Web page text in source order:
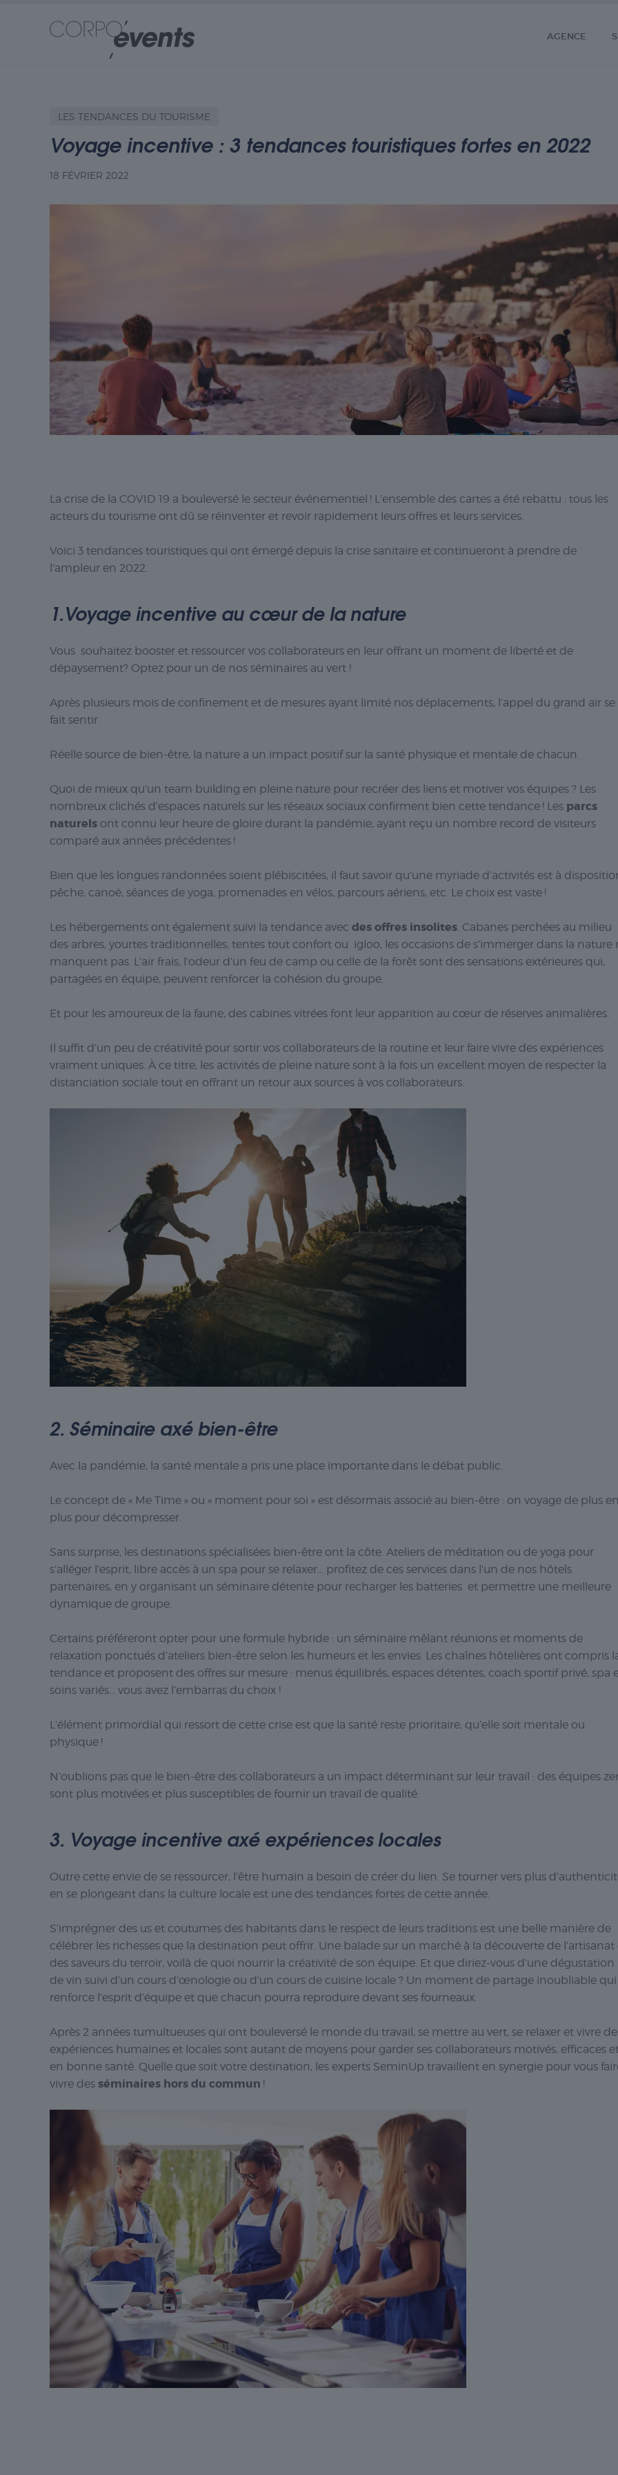
AGENCE
LES TENDANCES DU TOURISME
Voyage incentive : 3 tendances touristiques fortes en 2022
18 FÉVRIER 2022
La crise de la COVID 19 a bouleversé le secteur événementiel ! L’ensemble des cartes a été rebattu : tous les
acteurs du tourisme ont dû se réinventer et revoir rapidement leurs offres et leurs services.
Voici 3 tendances touristiques qui ont émergé depuis la crise sanitaire et continueront à prendre de
l’ampleur en 2022.
1.Voyage incentive au cœur de la nature
Vous souhaitez booster et ressourcer vos collaborateurs en leur offrant un moment de liberté et de
dépaysement? Optez pour un de nos séminaires au vert !
Après plusieurs mois de confinement et de mesures ayant limité nos déplacements, l’appel du grand air se
fait sentir.
Réelle source de bien-être, la nature a un impact positif sur la santé physique et mentale de chacun.
Quoi de mieux qu’un team building en pleine nature pour recréer des liens et motiver vos équipes ? Les
nombreux clichés d’espaces naturels sur les réseaux sociaux confirment bien cette tendance ! Les parcs
naturels ont connu leur heure de gloire durant la pandémie, ayant reçu un nombre record de visiteurs
comparé aux années précédentes !
Bien que les longues randonnées soient plébiscitées, il faut savoir qu’une myriade d’activités est à
pêche, canoë, séances de yoga, promenades en vélos, parcours aériens, etc. Le choix est vaste !
Les hébergements ont également suivi la tendance avec des offres insolites. Cabanes perchées au milieu
des arbres, yourtes traditionnelles, tentes tout confort ou igloo, les occasions de s’immerger dans la nature
manquent pas. L’air frais, l’odeur d’un feu de camp ou celle de la forêt sont des sensations extérieures qui,
partagées en équipe, peuvent renforcer la cohésion du groupe.
Et pour les amoureux de la faune, des cabines vitrées font leur apparition au cœur de réserves animalières.
Il suffit d’un peu de créativité pour sortir vos collaborateurs de la routine et leur faire vivre des expériences
vraiment uniques. À ce titre, les activités de pleine nature sont à la fois un excellent moyen de respecter la
distanciation sociale tout en offrant un retour aux sources à vos collaborateurs.
2. Séminaire axé bien-être
Avec la pandémie, la santé mentale a pris une place importante dans le débat public.
Le concept de « Me Time » ou « moment pour soi » est désormais associé au bien-être : on voyage de plus
plus pour décompresser.
Sans surprise, les destinations spécialisées bien-être ont la côte. Ateliers de méditation ou de yoga pour
s’alléger l’esprit, libre accès à un spa pour se relaxer… profitez de ces services dans l’un de nos hôtels
partenaires, en y organisant un séminaire détente pour recharger les batteries et permettre une meilleure
dynamique de groupe.
Certains préféreront opter pour une formule hybride : un séminaire mêlant réunions et moments de
relaxation ponctués d’ateliers bien-être selon les humeurs et les envies. Les chaînes hôtelières ont compris
tendance et proposent des offres sur mesure : menus équilibrés, espaces détentes, coach sportif privé, spa
soins variés… vous avez l’embarras du choix !
L’élément primordial qui ressort de cette crise est que la santé reste prioritaire, qu’elle soit mentale ou
physique !
N’oublions pas que le bien-être des collaborateurs a un impact déterminant sur leur travail : des équipes
sont plus motivées et plus susceptibles de fournir un travail de qualité.
3. Voyage incentive axé expériences locales
Outre cette envie de se ressourcer, l’être humain a besoin de créer du lien. Se tourner vers plus
en se plongeant dans la culture locale est une des tendances fortes de cette année.
S’imprégner des us et coutumes des habitants dans le respect de leurs traditions est une belle manière de
célébrer les richesses que la destination peut offrir. Une balade sur un marché à la découverte de l’artisanat
des saveurs du terroir, voilà de quoi nourrir la créativité de son équipe. Et que diriez-vous d’une dégustation
de vin suivi d’un cours d’œnologie ou d’un cours de cuisine locale ? Un moment de partage inoubliable qui
renforce l’esprit d’équipe et que chacun pourra reproduire devant ses fourneaux.
Après 2 années tumultueuses qui ont bouleversé le monde du travail, se mettre au vert, se relaxer et vivre
expériences humaines et locales sont autant de moyens pour garder ses collaborateurs motivés, efficaces
en bonne santé. Quelle que soit votre destination, les experts SeminUp travaillent en synergie pour vous
vivre des séminaires hors du commun !